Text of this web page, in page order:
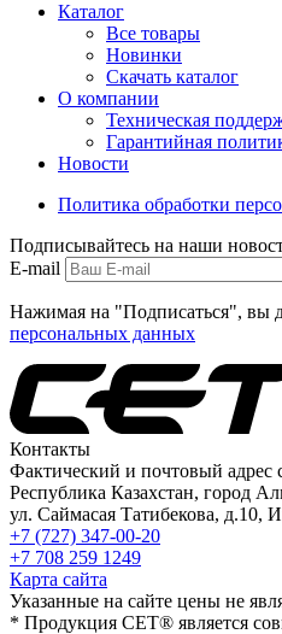
Каталог
Все товары
Новинки
Скачать каталог
О компании
Техническая
Гарантийная
Новости
Политика обработки
Подписывайтесь на наши
E-mail
Нажимая на "Подписаться", вы
персональных данных
Контакты
Фактический и почтовый адрес
Республика Казахстан, город
ул. Саймасая Татибекова, д.10,
+7 (727) 347-00-20
+7 708 259 1249
Карта сайта
Указанные на сайте цены не
* Продукция СЕТ® является